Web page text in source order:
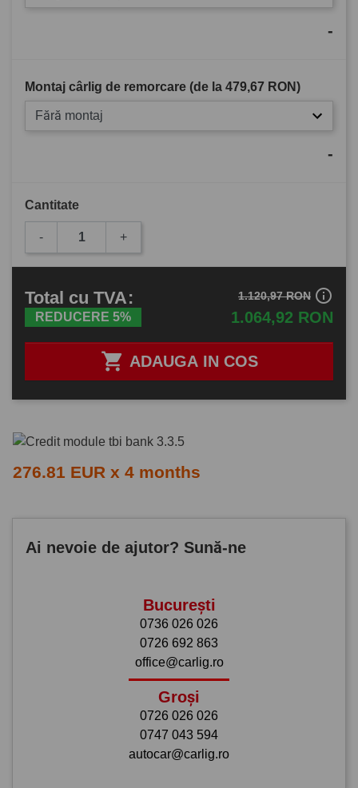
-
Montaj cârlig de remorcare (de la 479,67 RON)
Fără montaj
-
Cantitate
- +
 ADAUGA IN COS
Total cu TVA:
REDUCERE 5% 1.064,92 RON
1.120,97 RON info_outline
276.81 EUR x 4 months
Ai nevoie de ajutor? Sună-ne
București
0736 026 026
0726 692 863
office@carlig.ro
Groși
0726 026 026
0747 043 594
autocar@carlig.ro